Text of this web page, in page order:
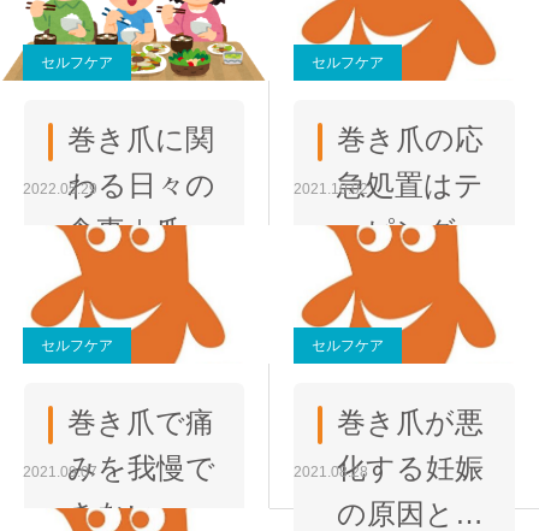
い？放置す
ることの
リスクと
除去方法
どもの靴の
選び方
セルフケア
巻き爪に関
わる日々の
食事｜爪を
強くする
ために意識
的にとり
たい栄養素
2022.05.29
セルフケア
巻き爪の応
急処置はテ
ーピング
で！自分で
もできる方
法とは
2021.10.02
セルフケア
巻き爪で痛
みを我慢で
きないな
2021.09.07
セルフケア
巻き爪が悪
化する妊娠
の原因と
2021.08.28